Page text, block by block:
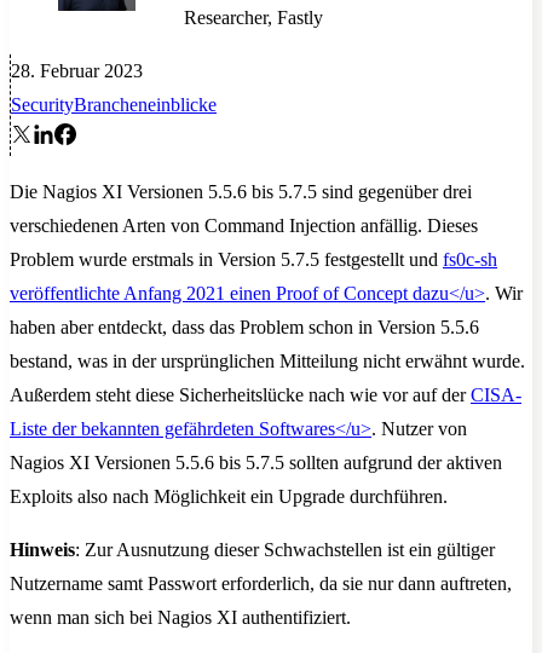
Researcher, Fastly
28. Februar 2023
SecurityBrancheneinblicke
Die Nagios XI Versionen 5.5.6 bis 5.7.5 sind gegenüber drei
verschiedenen Arten von Command Injection anfällig. Dieses
Problem wurde erstmals in Version 5.7.5 festgestellt und fs0c-sh
veröffentlichte Anfang 2021 einen Proof of Concept dazu</u>. Wir
haben aber entdeckt, dass das Problem schon in Version 5.5.6
bestand, was in der ursprünglichen Mitteilung nicht erwähnt wurde.
Außerdem steht diese Sicherheitslücke nach wie vor auf derCISA-
Liste der bekannten gefährdeten Softwares</u>. Nutzer von
Nagios XI Versionen 5.5.6 bis 5.7.5 sollten aufgrund der aktiven
Exploits also nach Möglichkeit ein Upgrade durchführen.
Hinweis: Zur Ausnutzung dieser Schwachstellen ist ein gültiger
Nutzername samt Passwort erforderlich, da sie nur dann auftreten,
wenn man sich bei Nagios XI authentifiziert.